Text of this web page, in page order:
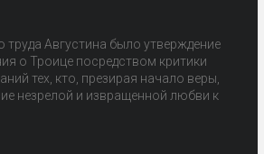
труда Августина было утверждение
о Троице посредством критики
тех, кто, презирая начало веры,
незрелой и извращенной любви к